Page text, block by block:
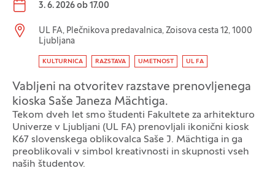
Datum dogodka:
3. 6. 2026 ob 17.00
Lokacija dogodka:
UL FA, Plečnikova predavalnica, Zoisova cesta 12, 1000
Ljubljana
Oznaka dogodka
KULTURNICA RAZSTAVA UMETNOST UL FA
Vabljeni na otvoritev razstave prenovljenega
kioska Saše Janeza Mächtiga.
Tekom dveh let smo študenti Fakultete za arhitekturo
Univerze v Ljubljani (UL FA) prenovljali ikonični kiosk
K67 slovenskega oblikovalca Saše J. Mächtiga in ga
preoblikovali v simbol kreativnosti in skupnosti vseh
naših študentov.